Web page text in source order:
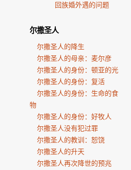
回族婚外遇的问题
尔撒圣人
尔撒圣人的降生
尔撒圣人的母亲：麦尔彦
尔撒圣人的身份：顿亚的光
尔撒圣人的身份：复活
尔撒圣人的身份：生命的食
物
尔撒圣人的身份：好牧人
尔撒圣人没有犯过罪
尔撒圣人的教训：恕饶
尔撒圣人的升天
尔撒圣人再次降世的预兆